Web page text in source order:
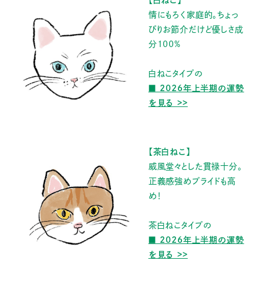
情にもろく家庭的。ちょっ
ぴりお節介だけど優しさ成
分100%
白ねこタイプの
■ 2026年上半期の運勢
を見る >>
【茶白ねこ】
威風堂々とした貫禄十分。
正義感強めプライドも高
め！
茶白ねこタイプの
■ 2026年上半期の運勢
を見る >>